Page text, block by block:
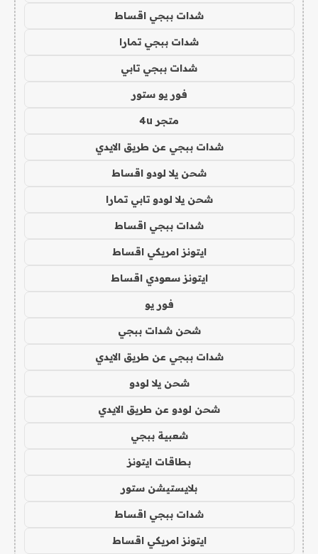
شدات ببجي اقساط
شدات ببجي تمارا
شدات ببجي تابي
فور يو ستور
متجر 4u
شدات ببجي عن طريق الايدي
شحن يلا لودو اقساط
شحن يلا لودو تابي تمارا
شدات ببجي اقساط
ايتونز امريكي اقساط
ايتونز سعودي اقساط
فور يو
شحن شدات ببجي
شدات ببجي عن طريق الايدي
شحن يلا لودو
شحن لودو عن طريق الايدي
شعبية ببجي
بطاقات ايتونز
بلايستيشن ستور
شدات ببجي اقساط
ايتونز امريكي اقساط